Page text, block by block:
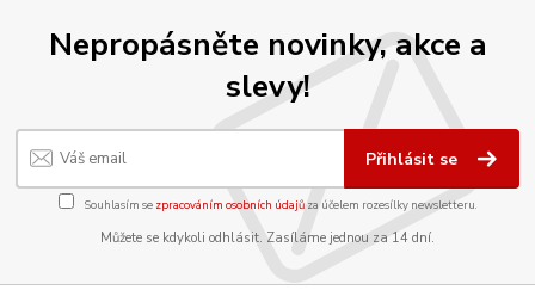
Nepropásněte novinky, akce a
slevy!
Přihlásit se
Souhlasím se zpracováním osobních údajůza účelem rozesílky newsletteru.
Můžete se kdykoli odhlásit. Zasíláme jednou za 14 dní.